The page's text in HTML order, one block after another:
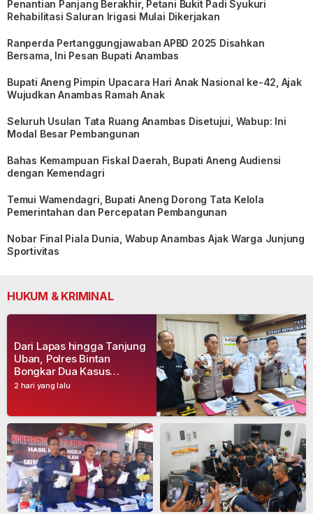
Penantian Panjang Berakhir, Petani Bukit Padi Syukuri
Rehabilitasi Saluran Irigasi Mulai Dikerjakan
Ranperda Pertanggungjawaban APBD 2025 Disahkan
Bersama, Ini Pesan Bupati Anambas
Bupati Aneng Pimpin Upacara Hari Anak Nasional ke-42, Ajak
Wujudkan Anambas Ramah Anak
Seluruh Usulan Tata Ruang Anambas Disetujui, Wabup: Ini
Modal Besar Pembangunan
Bahas Kemampuan Fiskal Daerah, Bupati Aneng Audiensi
dengan Kemendagri
Temui Wamendagri, Bupati Aneng Dorong Tata Kelola
Pemerintahan dan Percepatan Pembangunan
Nobar Final Piala Dunia, Wabup Anambas Ajak Warga Junjung
Sportivitas
HUKUM & KRIMINAL
2 hari yang lalu
Dari Lapas hingga Tanjung
Uban, Polres Bintan
Bongkar Dua Kasus
Narkoba, Empat Tersangka